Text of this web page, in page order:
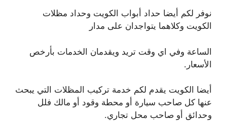
نوفر لكم أيضا حداد أبواب الكويت وحداد مظلات
الكويت وكلاهما يتواجدان على مدار
الساعة وفي اي وقت تريد ويقدمان الخدمات بأرخص
الأسعار.
أيضا الكويت يقدم لكم خدمة تركيب المظلات التي يبحث
عنها كل صاحب سيارة أو محطة وقود أو مالك فلل
وحدائق أو صاحب محل تجاري.